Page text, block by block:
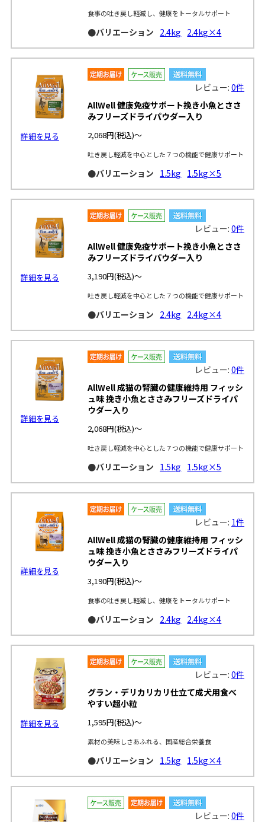
食事の吐き戻し軽減し、健康をトータルサポート
●バリエーション 2.4kg 2.4kg×4
詳細を見る
レビュー:0件
AllWell 健康免疫サポート挽き小魚とささ
みフリーズドライパウダー入り
2,068円(税込)～
吐き戻し軽減を中心とした７つの機能で健康サポート
●バリエーション 1.5kg 1.5kg×5
詳細を見る
レビュー:0件
AllWell 健康免疫サポート挽き小魚とささ
みフリーズドライパウダー入り
3,190円(税込)～
吐き戻し軽減を中心とした７つの機能で健康サポート
●バリエーション 2.4kg 2.4kg×4
詳細を見る
レビュー:0件
AllWell 成猫の腎臓の健康維持用 フィッシ
ュ味 挽き小魚とささみフリーズドライパ
ウダー入り
2,068円(税込)～
吐き戻し軽減を中心とした７つの機能で健康サポート
●バリエーション 1.5kg 1.5kg×5
詳細を見る
レビュー: 1件
AllWell 成猫の腎臓の健康維持用 フィッシ
ュ味 挽き小魚とささみフリーズドライパ
ウダー入り
3,190円(税込)～
食事の吐き戻し軽減し、健康をトータルサポート
●バリエーション 2.4kg 2.4kg×4
詳細を見る
レビュー:0件
グラン・デリカリカリ仕立て成犬用食べ
やすい超小粒
1,595円(税込)～
素材の美味しさあふれる、国産総合栄養食
●バリエーション 1.5kg 1.5kg×4
レビュー:0件